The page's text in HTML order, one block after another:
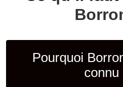
Pourquoi
connu